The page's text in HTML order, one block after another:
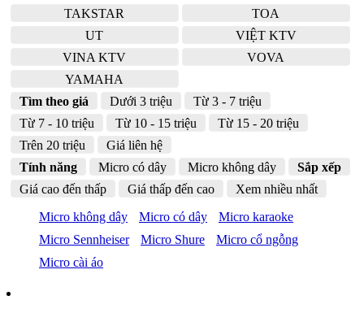
TAKSTAR
TOA
UT
VIỆT KTV
VINA KTV
VOVA
YAMAHA
Tìm theo giá
Dưới 3 triệu
Từ 3 - 7 triệu
Từ 7 - 10 triệu
Từ 10 - 15 triệu
Từ 15 - 20 triệu
Trên 20 triệu
Giá liên hệ
Tính năng
Micro có dây Micro không dây
Sắp xếp
Giá cao đến thấp
Giá thấp đến cao
Xem nhiều nhất
Micro không dây
Micro có dây
Micro karaoke
Micro Sennheiser
Micro Shure
Micro cổ ngỗng
Micro cài áo